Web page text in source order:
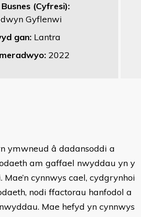
(Cyfresi):
Gyflenwi
gan: Lantra
2022
ymwneud â dadansoddi a
am gaffael nwyddau yn y
cynnwys cael, cydgrynhoi
nodi ffactorau hanfodol a
Mae hefyd yn cynnwys